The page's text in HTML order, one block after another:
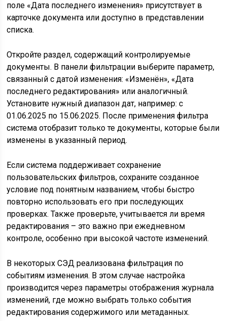
поле «Дата последнего изменения» присутствует в
карточке документа или доступно в представлении
списка.
Откройте раздел, содержащий контролируемые
документы. В панели фильтрации выберите параметр,
связанный с датой изменения: «Изменён», «Дата
последнего редактирования» или аналогичный.
Установите нужный диапазон дат, например: с
01.06.2025 по 15.06.2025. После применения фильтра
система отобразит только те документы, которые были
изменены в указанный период.
Если система поддерживает сохранение
пользовательских фильтров, сохраните созданное
условие под понятным названием, чтобы быстро
повторно использовать его при последующих
проверках. Также проверьте, учитывается ли время
редактирования – это важно при ежедневном
контроле, особенно при высокой частоте изменений.
В некоторых СЭД реализована фильтрация по
событиям изменения. В этом случае настройка
производится через параметры отображения журнала
изменений, где можно выбрать только события
редактирования содержимого или метаданных.